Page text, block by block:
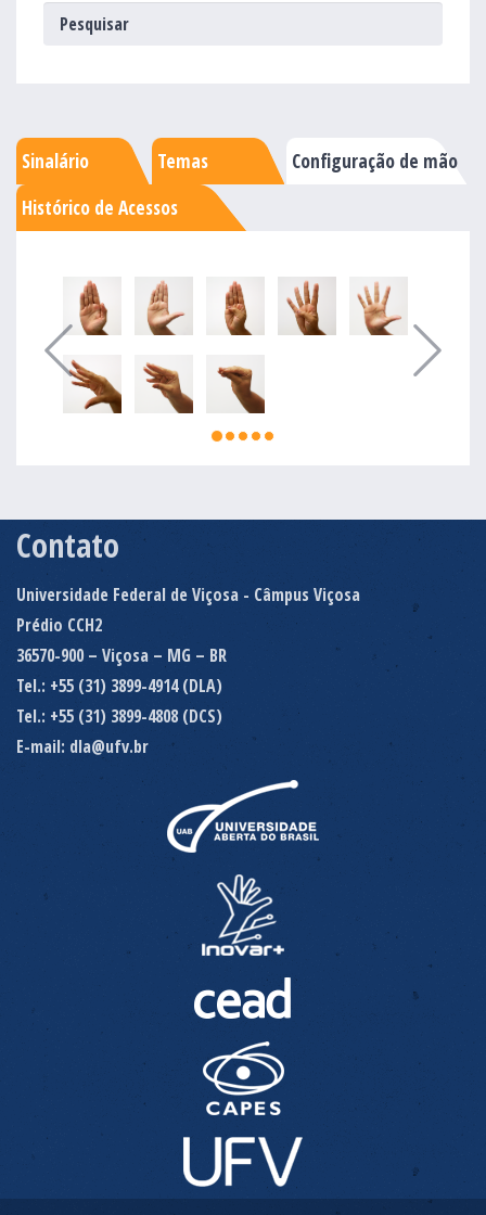
Sinalário Temas
Configuração de mão
Histórico de Acessos
Contato
Universidade Federal de Viçosa - Câmpus Viçosa
Prédio CCH2
36570-900 – Viçosa – MG – BR
Tel.: +55 (31) 3899-4914 (DLA)
Tel.: +55 (31) 3899-4808 (DCS)
E-mail: dla@ufv.br